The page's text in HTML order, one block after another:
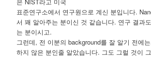
표준연구소에서 연구원으로 계신 분입니다.
서 꽤 알아주는 분이신 것 같습니다. 연구 결과
는 분이시고.
그런데, 전 이분의 background를 잘 알기 전에
하지 않은 분인줄 알았습니다. 그도 그럴 것이